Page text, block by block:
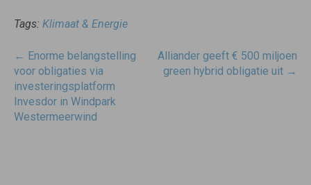
Tags: Klimaat & Energie
Post
navigatie
← Enorme belangstelling
voor obligaties via
investeringsplatform
Invesdor in Windpark
Westermeerwind
Alliander geeft € 500 miljoen
green hybrid obligatie uit →